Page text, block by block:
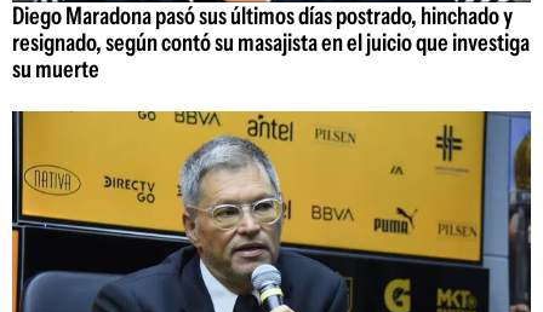
Diego Maradona pasó sus últimos días postrado, hinchado y
resignado, según contó su masajista en el juicio que investiga
su muerte